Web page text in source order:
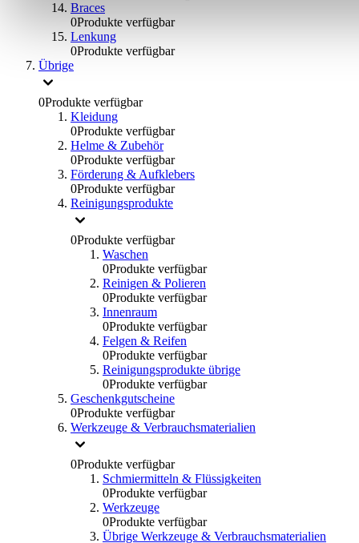
Braces
0Produkte verfügbar
Lenkung
0Produkte verfügbar
Übrige
0Produkte verfügbar
Kleidung
0Produkte verfügbar
Helme & Zubehör
0Produkte verfügbar
Förderung & Aufklebers
0Produkte verfügbar
Reinigungsprodukte
0Produkte verfügbar
Waschen
0Produkte verfügbar
Reinigen & Polieren
0Produkte verfügbar
Innenraum
0Produkte verfügbar
Felgen & Reifen
0Produkte verfügbar
Reinigungsprodukte übrige
0Produkte verfügbar
Geschenkgutscheine
0Produkte verfügbar
Werkzeuge & Verbrauchsmaterialien
0Produkte verfügbar
Schmiermitteln & Flüssigkeiten
0Produkte verfügbar
Werkzeuge
0Produkte verfügbar
Übrige Werkzeuge & Verbrauchsmaterialien